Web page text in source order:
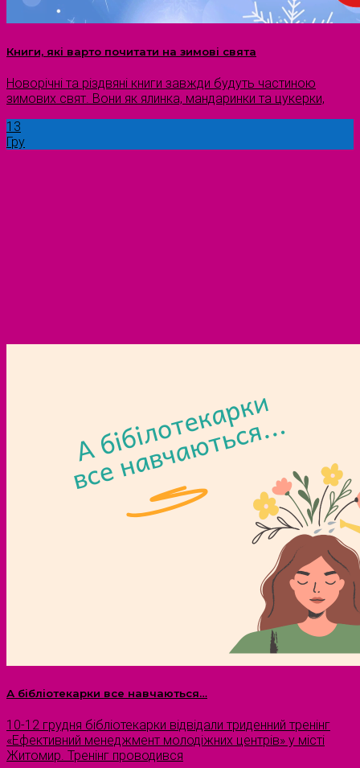
Книги, які варто почитати на зимові свята
Новорічні та різдвяні книги завжди будуть частиною
зимових свят. Вони як ялинка, мандаринки та цукерки,
13
Гру
А бібліотекарки все навчаються…
10-12 грудня бібліотекарки відвідали триденний тренінг
«Ефективний менеджмент молодіжних центрів» у місті
Житомир. Тренінг проводився